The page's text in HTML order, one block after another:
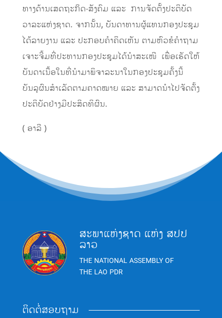
ທາງດ້ານເສດຖະກິດ-ສັງຄົມ ແລະ ການຈັດຕັ້ງປະຕິບັດ
ວາລະແຫ່ງຊາດ. ຈາກນັ້ນ, ບັນດາທານຜູ້ແທນກອງປະຊຸມ
ໄດ້ລາຍງານ ແລະ ປະກອບຄໍາຄິດເຫັນ ຕາມຫົວຂໍຄໍາຖາມ
ເຈາະຈີ້ມທີ່ປະທານກອງປະຊຸມໄດ້ນໍາສະເໜີ ເພື່ອເຮັດໃຫ້
ບັນດາເນື້ອໃນທີ່ນໍາມາພິຈາລະນາໃນກອງປະຊຸມຄັ້ງນີ້
ບັນລຸຜົນສໍາເລັດຕາມຄາດໝາຍ ແລະ ສາມາດນໍາໄປຈັດຕັ້ງ
ປະຕິບັດຢ່າງມີປະສິດທິຜົນ.
( ອາລີ )
ສະພາແຫ່ງຊາດ ແຫ່ງ ສປປ
ລາວ
THE NATIONAL ASSEMBLY OF
THE LAO PDR
ຕິດຕໍ່ສອບຖາມ